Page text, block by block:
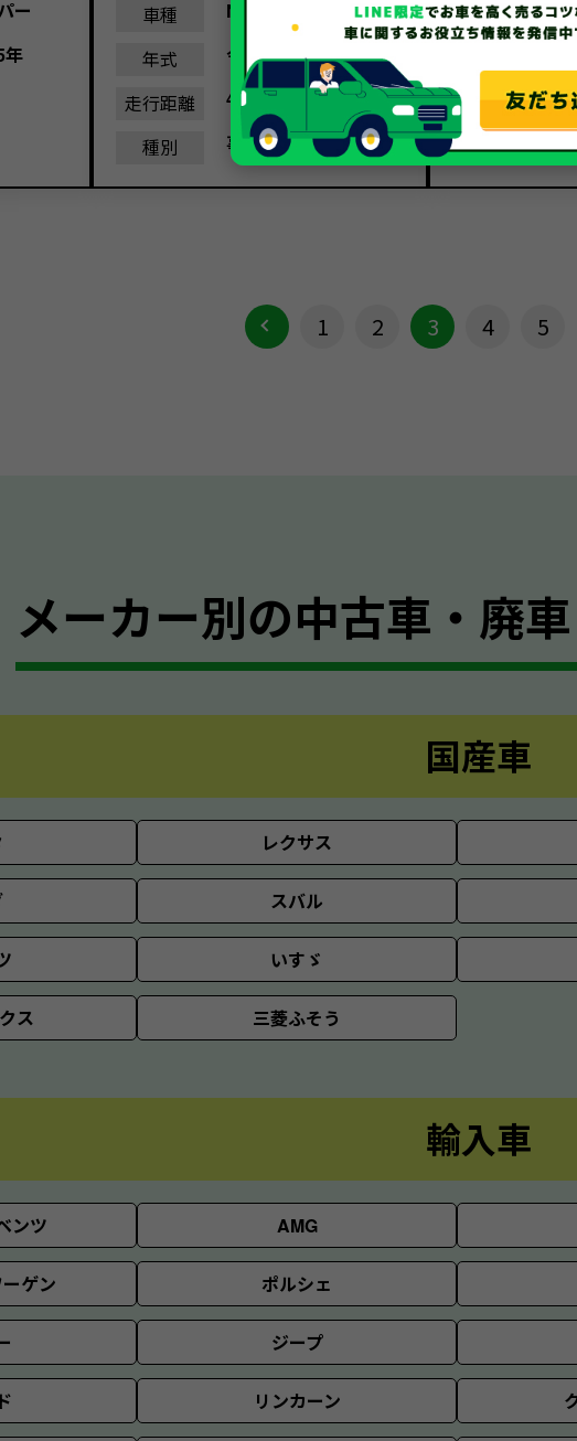
ー
年
車種
NV100クリッパー
年式
令和元年/2019年
走行距離
4,007Km
種別
事故車
年式
種別
1 2 3 4 5
メーカー別の中古車・廃
国産車
レクサス
スバル
いすゞ
ス 三菱ふそう
輸入車
ンツ AMG
ゲン ポルシェ
ジープ
リンカーン